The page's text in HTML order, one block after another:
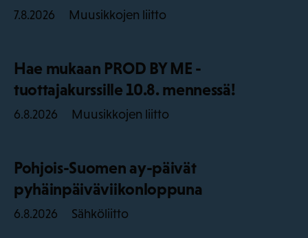
7.8.2026 Muusikkojen liitto
Hae mukaan PROD BY ME -
tuottajakurssille 10.8. mennessä!
6.8.2026 Muusikkojen liitto
Pohjois-Suomen ay-päivät
pyhäinpäiväviikonloppuna
6.8.2026 Sähköliitto